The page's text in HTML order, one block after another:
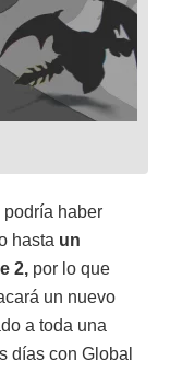
podría haber
hasta un
2, por lo que
un nuevo
a toda una
días con Global